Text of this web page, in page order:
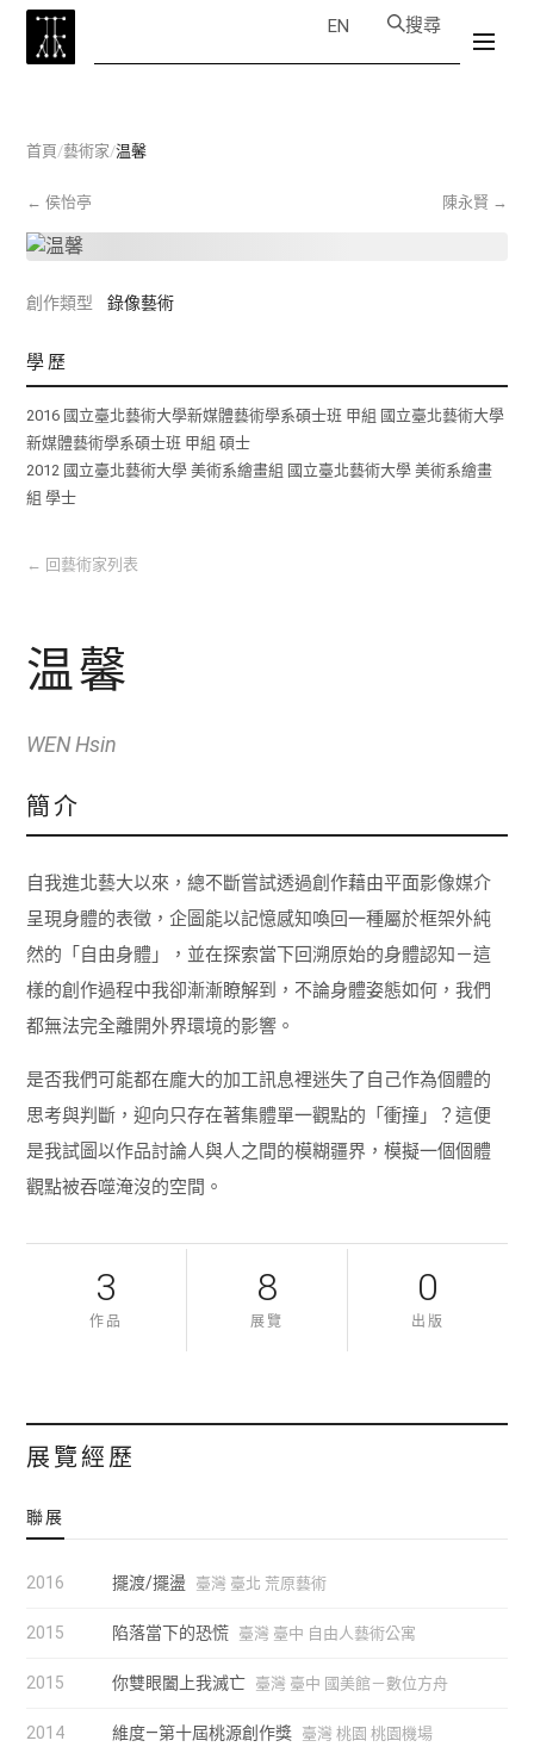
EN 搜尋
首頁/藝術家/温馨
←侯怡亭 陳永賢 →
創作類型 錄像藝術
學歷
2016 國立臺北藝術大學新媒體藝術學系碩士班 甲組 國立臺北藝術大學
新媒體藝術學系碩士班 甲組 碩士
2012 國立臺北藝術大學 美術系繪畫組 國立臺北藝術大學 美術系繪畫
組 學士
← 回藝術家列表
温馨
WEN Hsin
簡介
自我進北藝大以來，總不斷嘗試透過創作藉由平面影像媒介
呈現身體的表徵，企圖能以記憶感知喚回一種屬於框架外純
然的「自由身體」，並在探索當下回溯原始的身體認知－這
樣的創作過程中我卻漸漸瞭解到，不論身體姿態如何，我們
都無法完全離開外界環境的影響。
是否我們可能都在龐大的加工訊息裡迷失了自己作為個體的
思考與判斷，迎向只存在著集體單一觀點的「衝撞」？這便
是我試圖以作品討論人與人之間的模糊疆界，模擬一個個體
觀點被吞噬淹沒的空間。
3
作品
8
展覽
0
出版
展覽經歷
聯展
2016 擺渡/擺盪 臺灣 臺北 荒原藝術
2015 陷落當下的恐慌 臺灣 臺中 自由人藝術公寓
2015 你雙眼闔上我滅亡 臺灣 臺中 國美館－數位方舟
2014 維度—第十屆桃源創作獎 臺灣 桃園 桃園機場